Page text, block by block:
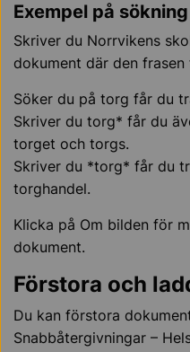
Exempel på sökning
Skriver du Norrvikens
dokument där den frasen
Söker du på torg får du
Skriver du torg* får du
torget och torgs.
Skriver du *torg* får du
torghandel.
Klicka på Om bilden för
dokument.
Förstora och
Du kan förstora
Snabbåtergivningar –